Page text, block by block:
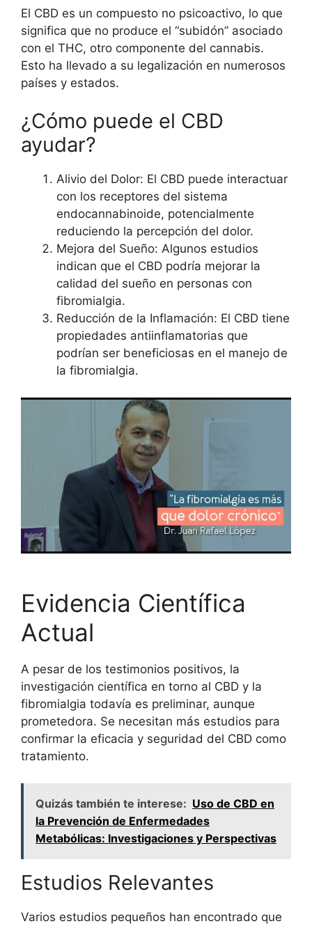
El CBD es un compuesto no psicoactivo, lo que
significa que no produce el “subidón” asociado
con el THC, otro componente del cannabis.
Esto ha llevado a su legalización en numerosos
países y estados.
¿Cómo puede el CBD
ayudar?
Alivio del Dolor: El CBD puede interactuar
con los receptores del sistema
endocannabinoide, potencialmente
reduciendo la percepción del dolor.
Mejora del Sueño: Algunos estudios
indican que el CBD podría mejorar la
calidad del sueño en personas con
fibromialgia.
Reducción de la Inflamación: El CBD tiene
propiedades antiinflamatorias que
podrían ser beneficiosas en el manejo de
la fibromialgia.
Evidencia Científica
Actual
A pesar de los testimonios positivos, la
investigación científica en torno al CBD y la
fibromialgia todavía es preliminar, aunque
prometedora. Se necesitan más estudios para
confirmar la eficacia y seguridad del CBD como
tratamiento.
Quizás también te interese: Uso de CBD en
la Prevención de Enfermedades
Metabólicas: Investigaciones y Perspectivas
Estudios Relevantes
Varios estudios pequeños han encontrado que